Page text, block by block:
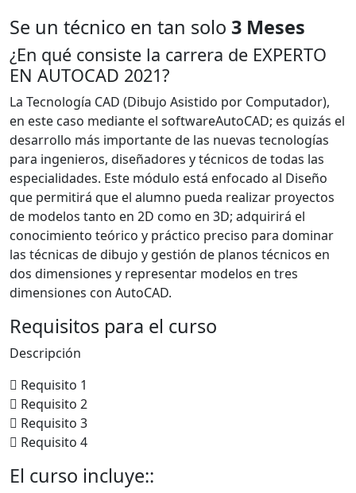
Se un técnico en tan solo 3 Meses
¿En qué consiste la carrera de EXPERTO
EN AUTOCAD 2021?
La Tecnología CAD (Dibujo Asistido por Computador),
en este caso mediante el softwareAutoCAD; es quizás el
desarrollo más importante de las nuevas tecnologías
para ingenieros, diseñadores y técnicos de todas las
especialidades. Este módulo está enfocado al Diseño
que permitirá que el alumno pueda realizar proyectos
de modelos tanto en 2D como en 3D; adquirirá el
conocimiento teórico y práctico preciso para dominar
las técnicas de dibujo y gestión de planos técnicos en
dos dimensiones y representar modelos en tres
dimensiones con AutoCAD.
Requisitos para el curso
Descripción
Requisito 1
Requisito 2
Requisito 3
Requisito 4
El curso incluye::